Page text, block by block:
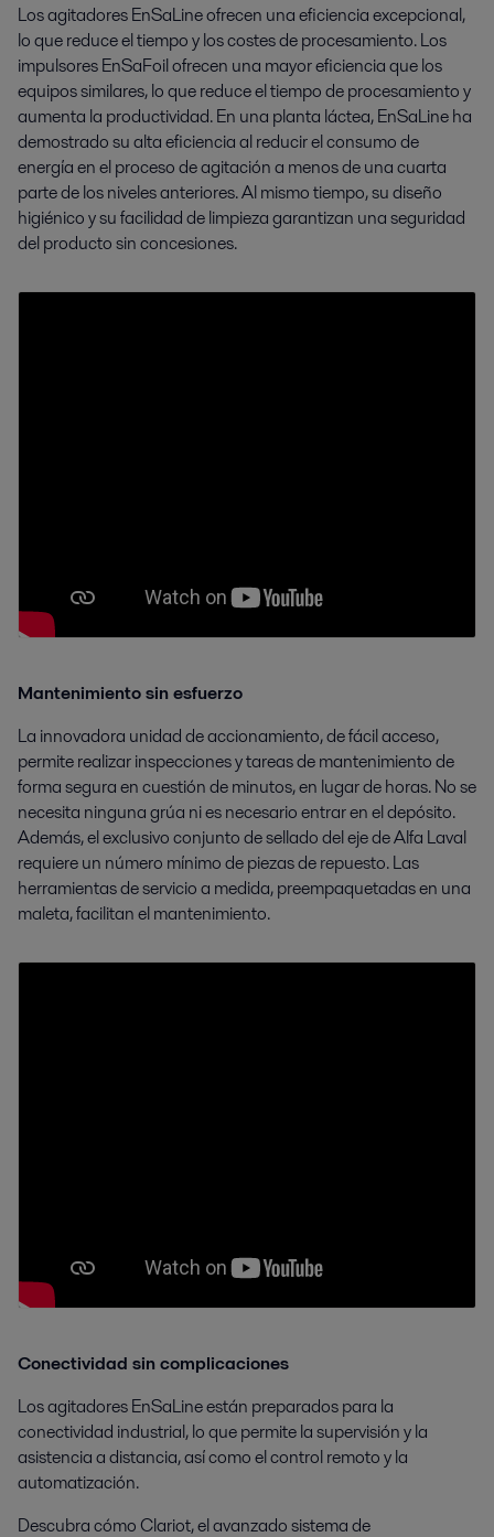
Los agitadores EnSaLine ofrecen una eficiencia excepcional,
lo que reduce el tiempo y los costes de procesamiento. Los
impulsores EnSaFoil ofrecen una mayor eficiencia que los
equipos similares, lo que reduce el tiempo de procesamiento y
aumenta la productividad. En una planta láctea, EnSaLine ha
demostrado su alta eficiencia al reducir el consumo de
energía en el proceso de agitación a menos de una cuarta
parte de los niveles anteriores. Al mismo tiempo, su diseño
higiénico y su facilidad de limpieza garantizan una seguridad
del producto sin concesiones.
Mantenimiento sin esfuerzo
La innovadora unidad de accionamiento, de fácil acceso,
permite realizar inspecciones y tareas de mantenimiento de
forma segura en cuestión de minutos, en lugar de horas. No se
necesita ninguna grúa ni es necesario entrar en el depósito.
Además, el exclusivo conjunto de sellado del eje de Alfa Laval
requiere un número mínimo de piezas de repuesto. Las
herramientas de servicio a medida, preempaquetadas en una
maleta, facilitan el mantenimiento.
Conectividad sin complicaciones
Los agitadores EnSaLine están preparados para la
conectividad industrial, lo que permite la supervisión y la
asistencia a distancia, así como el control remoto y la
automatización.
Descubra cómo Clariot, el avanzado sistema de